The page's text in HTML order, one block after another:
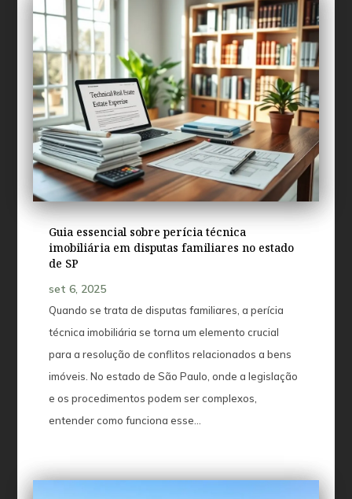
Guia essencial sobre perícia técnica
imobiliária em disputas familiares no estado
de SP
set 6, 2025
Quando se trata de disputas familiares, a perícia
técnica imobiliária se torna um elemento crucial
para a resolução de conflitos relacionados a bens
imóveis. No estado de São Paulo, onde a legislação
e os procedimentos podem ser complexos,
entender como funciona esse...